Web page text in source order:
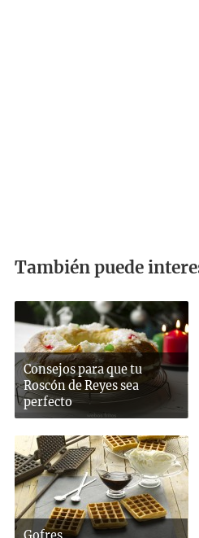
También puede
Consejos para que tu
Roscón de Reyes sea
perfecto